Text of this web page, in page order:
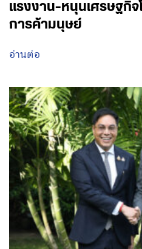
แรงงาน-หนุนเศรษฐกิ
การค้ามนุษย์
อ่านต่อ